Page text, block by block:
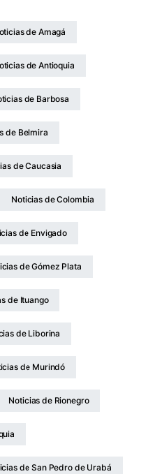
de Amagá
de Antioquia
de Barbosa
de Belmira
de Caucasia
Noticias de Colombia
de Envigado
de Gómez Plata
de Ituango
de Liborina
de Murindó
Noticias de Rionegro
de San Pedro de Urabá